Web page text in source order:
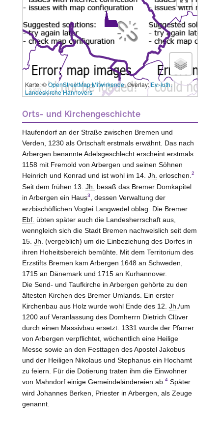
3 km
Karte: ©OpenStreetMap Mitwirkende, Overlay:Ev.-luth.
Landeskirche Hannovers
Orts- und Kirchengeschichte
Haufendorf an der Straße zwischen Bremen und
Verden, 1230 als Ortschaft erstmals erwähnt. Das nach
Arbergen benannte Adelsgeschlecht erscheint erstmals
1158 mit Fremold von Arbergen und seinen Söhnen
Heinrich und Konrad und ist wohl im 14. Jh. erloschen. 2
Seit dem frühen 13. Jh.
besaß das Bremer Domkapitel
in Arbergen ein Haus3
, dessen Verwaltung der
erzbischöflichen Vogtei Langwedeloblag. Die Bremer
Ebf. übten später auch die Landesherrschaft aus,
wenngleich sich die Stadt Bremen nachweislich seit dem
15. Jh. (vergeblich) um die Einbeziehung des Dorfes in
ihren Hoheitsbereich bemühte. Mit dem Territorium des
Erzstifts Bremen kam Arbergen 1648 an Schweden,
1715 an Dänemark und 1715 an Kurhannover.
Die Send- und Taufkirche in Arbergen gehörte zu den
ältesten Kirchen des Bremer Umlands. Ein erster
Kirchenbau aus Holz wurde wohl Ende des 12. Jh. /um
1200 auf Veranlassung des Domherrn Dietrich Clüver
durch einen Massivbau ersetzt. 1331 wurde der Pfarrer
von Arbergen verpflichtet, wöchentlich eine Heilige
Messe sowie an den Festtagen des Apostel Jakobus
und der Heiligen Nikolaus und Stephanus ein Hochamt
zu feiern. Für die Dotierung traten ihm die Einwohner
von Mahndorf einige Gemeindeländereien ab. 4Später
wird Johannes Berken, Priester in Arbergen, als Zeuge
genannt.